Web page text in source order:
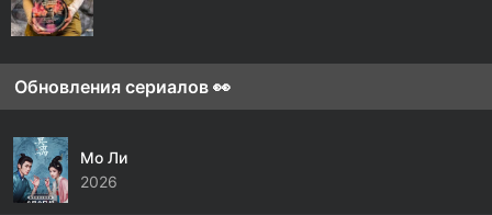
Обновления сериалов 👀
Мо Ли
2026